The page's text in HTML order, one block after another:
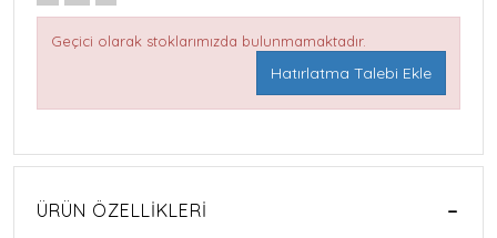
Geçici olarak stoklarımızda bulunmamaktadır.
Hatırlatma Talebi Ekle
ÜRÜN ÖZELLIKLERI